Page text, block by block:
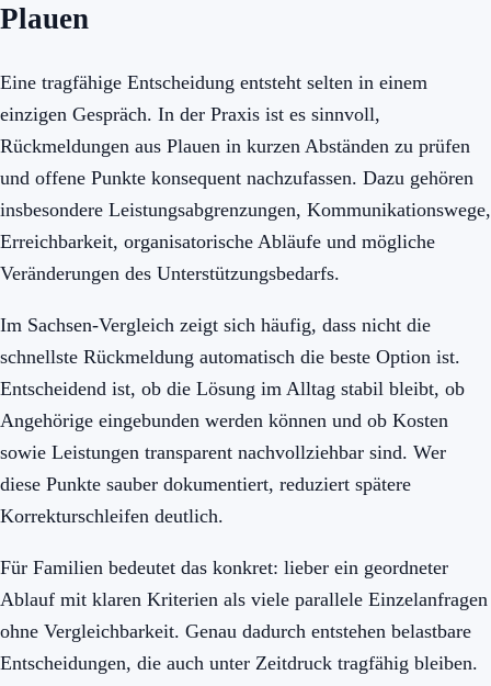
Plauen
Eine tragfähige Entscheidung entsteht selten in einem
einzigen Gespräch. In der Praxis ist es sinnvoll,
Rückmeldungen aus Plauen in kurzen Abständen zu prüfen
und offene Punkte konsequent nachzufassen. Dazu gehören
insbesondere Leistungsabgrenzungen, Kommunikationswege,
Erreichbarkeit, organisatorische Abläufe und mögliche
Veränderungen des Unterstützungsbedarfs.
Im Sachsen-Vergleich zeigt sich häufig, dass nicht die
schnellste Rückmeldung automatisch die beste Option ist.
Entscheidend ist, ob die Lösung im Alltag stabil bleibt, ob
Angehörige eingebunden werden können und ob Kosten
sowie Leistungen transparent nachvollziehbar sind. Wer
diese Punkte sauber dokumentiert, reduziert spätere
Korrekturschleifen deutlich.
Für Familien bedeutet das konkret: lieber ein geordneter
Ablauf mit klaren Kriterien als viele parallele Einzelanfragen
ohne Vergleichbarkeit. Genau dadurch entstehen belastbare
Entscheidungen, die auch unter Zeitdruck tragfähig bleiben.